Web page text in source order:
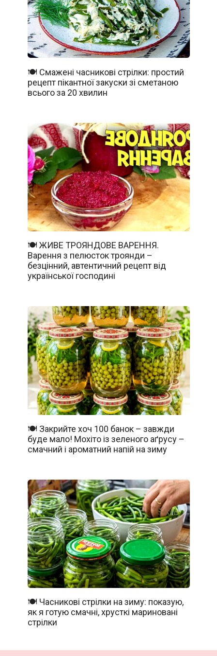
🍽️ Смажені часникові стрілки: простий
рецепт пікантної закуски зі сметаною
всього за 20 хвилин
🍽️ ЖИВЕ ТРОЯНДОВЕ ВАРЕННЯ.
Варення з пелюсток троянди –
безцінний, автентичний рецепт від
української господині
🍽️ Закрийте хоч 100 банок – завжди
буде мало! Мохіто із зеленого аґрусу –
смачний і ароматний напій на зиму
🍽️ Часникові стрілки на зиму: показую,
як я готую смачні, хрусткі мариновані
стрілки